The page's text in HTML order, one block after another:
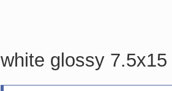
white glossy 7.5x15